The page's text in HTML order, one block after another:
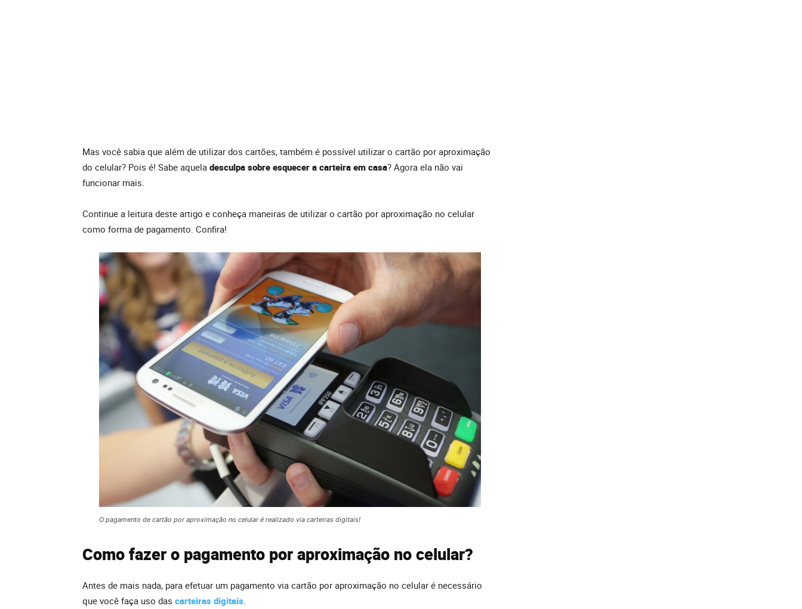
Mas você sabia que além de utilizar dos cartões, também é possível utilizar o cartão por aproximação
do celular? Pois é! Sabe aquela desculpa sobre esquecer a carteira em casa? Agora ela não vai
funcionar mais.
Continue a leitura deste artigo e conheça maneiras de utilizar o cartão por aproximação no celular
como forma de pagamento. Confira!
O pagamento de cartão por aproximação no celular é realizado via carteiras digitais!
Como fazer o pagamento por aproximação no celular?
Antes de mais nada, para efetuar um pagamento via cartão por aproximação no celular é necessário
que você faça uso das carteiras digitais.